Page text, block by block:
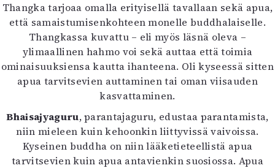
Thangka tarjoaa omalla erityisellä tavallaan sekä apua,
että samaistumisenkohteen monelle buddhalaiselle.
Thangkassa kuvattu – eli myös läsnä oleva –
ylimaallinen hahmo voi sekä auttaa että toimia
ominaisuuksiensa kautta ihanteena. Oli kyseessä sitten
apua tarvitsevien auttaminen tai oman viisauden
kasvattaminen.
Bhaisajyaguru, parantajaguru, edustaa parantamista,
niin mieleen kuin kehoonkin liittyvissä vaivoissa.
Kyseinen buddha on niin lääketieteellistä apua
tarvitsevien kuin apua antavienkin suosiossa. Apua